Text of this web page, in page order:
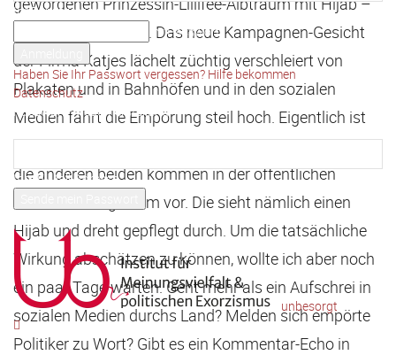
Ihr Benutzername
Ihr Passwort
Haben Sie Ihr Passwort vergessen? Hilfe bekommen
Datenschutz
Passwort-Wiederherstellung
Ihre E-Mail-Adresse
unbesorgt
dafür ohne Gelatine. Das neue Kampagnen-Gesicht
der Firma Katjes lächelt züchtig verschleiert von
Plakaten und in Bahnhöfen und in den sozialen
Medien fährt die Empörung steil hoch. Eigentlich ist
es nur eines von drei Gesichtern der Kampagne, aber
die anderen beiden kommen in der öffentlichen
Wahrnehmung kaum vor. Die sieht nämlich einen
Hijab und dreht gepflegt durch. Um die tatsächliche
Wirkung abschätzen zu können, wollte ich aber noch
ein paar Tage warten. Geht mehr als ein Aufschrei in
sozialen Medien durchs Land? Melden sich empörte
Politiker zu Wort? Gibt es ein Kommentar-Echo in